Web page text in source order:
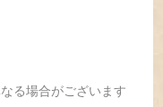
る場合がございます